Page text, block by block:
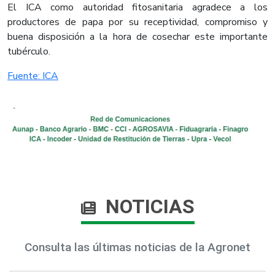
El ICA como autoridad fitosanitaria agradece a los
productores de papa por su receptividad, compromiso y
buena disposición a la hora de cosechar este importante
tubérculo.​
Fuente: ICA​
NOTICIAS
Consulta las últimas noticias de la Agronet